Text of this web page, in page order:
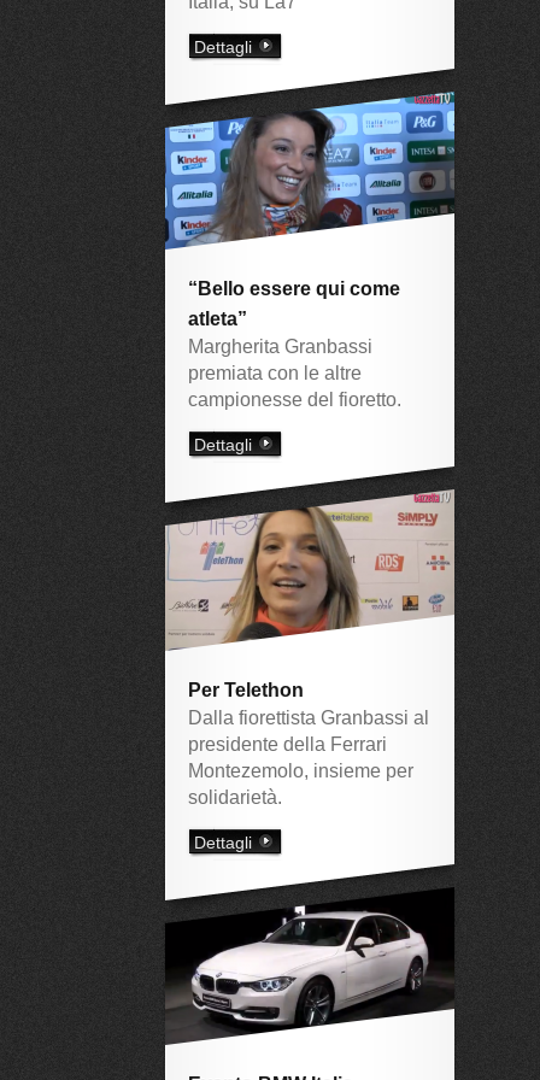
Dettagli
“Bello essere qui come
atleta”
Margherita Granbassi
premiata con le altre
campionesse del fioretto.
Dettagli
Per Telethon
Dalla fiorettista Granbassi al
presidente della Ferrari
Montezemolo, insieme per
solidarietà.
Dettagli